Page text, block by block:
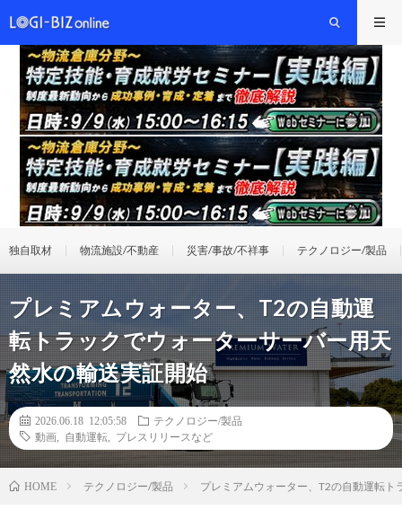
独自取材 物流施設/不動産 災害/事故/不祥事 テクノロジー/製品
プレミアムウォーター、T2の自動運
転トラックでウォーターサーバー用天
然水の輸送実証開始
2026.06.18 12:05:58
テクノロジー/製品
動画
自動運転 プレスリリースなど
HOME テクノロジー/製品 プレミアムウォーター、T2の自動運転